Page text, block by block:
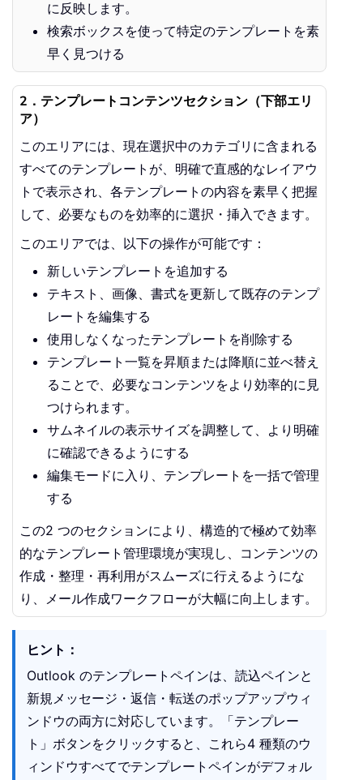
に反映します。
検索ボックスを使って特定のテンプレートを素
早く見つける
2．テンプレートコンテンツセクション（下部エリ
ア）
このエリアには、現在選択中のカテゴリに含まれる
すべてのテンプレートが、明確で直感的なレイアウ
トで表示され、各テンプレートの内容を素早く把握
して、必要なものを効率的に選択・挿入できます。
このエリアでは、以下の操作が可能です：
新しいテンプレートを追加する
テキスト、画像、書式を更新して既存のテンプ
レートを編集する
使用しなくなったテンプレートを削除する
テンプレート一覧を昇順または降順に並べ替え
ることで、必要なコンテンツをより効率的に見
つけられます。
サムネイルの表示サイズを調整して、より明確
に確認できるようにする
編集モードに入り、テンプレートを一括で管理
する
この2 つのセクションにより、構造的で極めて効率
的なテンプレート管理環境が実現し、コンテンツの
作成・整理・再利用がスムーズに行えるようにな
り、メール作成ワークフローが大幅に向上します。
ヒント：
Outlook のテンプレートペインは、読込ペインと
新規メッセージ・返信・転送のポップアップウィ
ンドウの両方に対応しています。「テンプレー
ト」ボタンをクリックすると、これら4 種類のウ
ィンドウすべてでテンプレートペインがデフォル